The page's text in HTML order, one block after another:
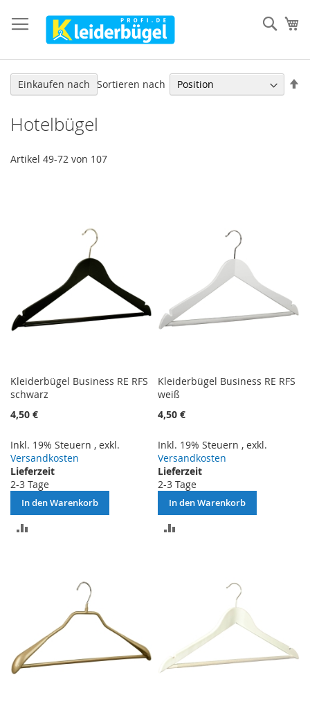
zum
Inhalt
Hotelbügel
Artikel 49-72 von 107
Sortieren nach
Kleiderbügel Business RE RFS
schwarz
4,50 €
Inkl. 19% Steuern , exkl.
Versandkosten
Lieferzeit
2-3 Tage
In den Warenkorb
Kleiderbügel Business RE RFS
weiß
4,50 €
Inkl. 19% Steuern ,exkl.
Versandkosten
Lieferzeit
2-3 Tage
In den Warenkorb
Einkaufen nach